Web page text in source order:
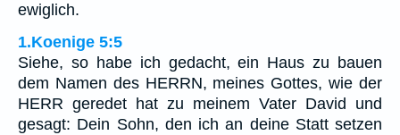
ewiglich.
1.Koenige 5:5
Siehe, so habe ich gedacht, ein Haus zu bauen
dem Namen des HERRN, meines Gottes, wie der
HERR geredet hat zu meinem Vater David und
gesagt: Dein Sohn, den ich an deine Statt setzen